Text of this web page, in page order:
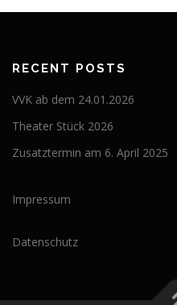
RECENT POSTS
VVK ab dem 24.01.2026
Theater Stück 2026
Zusatztermin am 6. April 2025
Impressum
Datenschutz